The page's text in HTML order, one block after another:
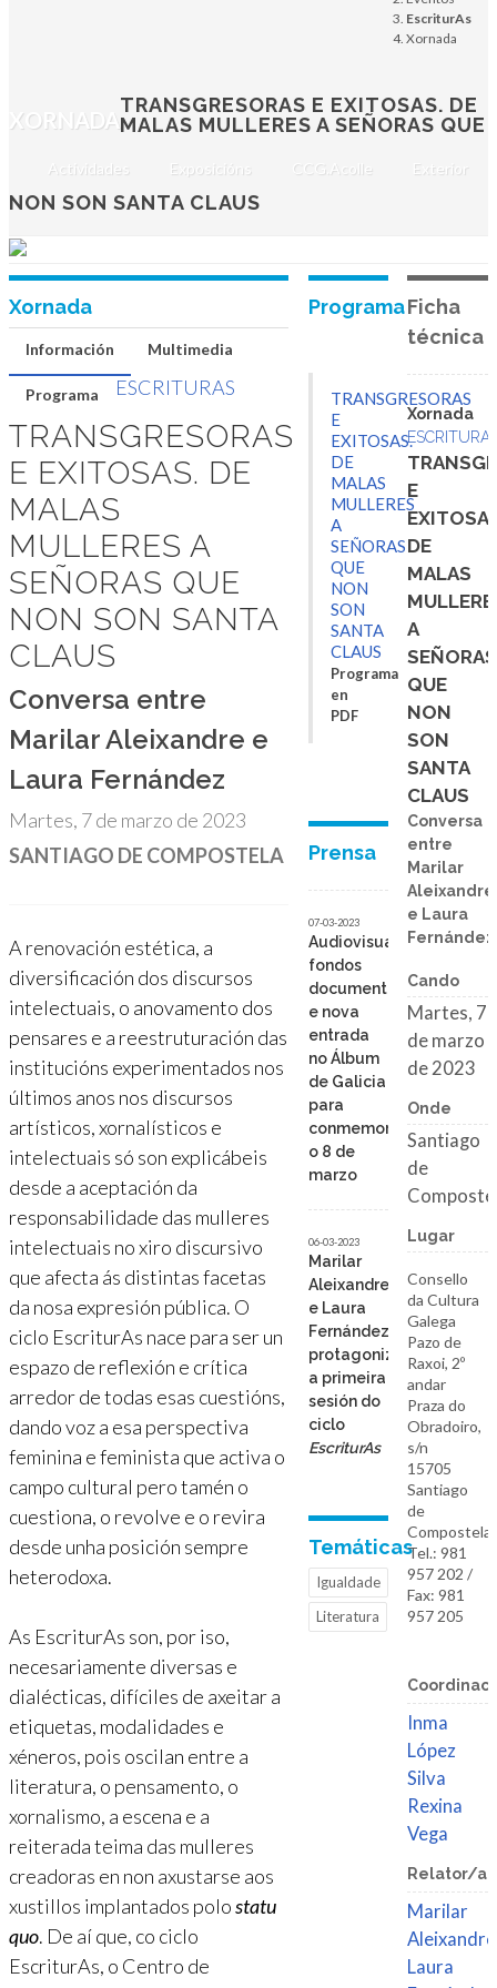
XORNADA
Actividades Exposicións CCG.Acolle Exterior
TRANSGRESORAS E EXITOSAS. DE
MALAS MULLERES A SEÑORAS QUE
NON SON SANTA CLAUS
EscriturAs
Xornada
Aleixandre e Laura Fernández
SANTIAGO DE COMPOSTELA
Xornada
Información Multimedia
Programa ESCRITURAS
TRANSGRESORAS
E EXITOSAS. DE
MALAS
MULLERES A
SEÑORAS QUE
NON SON SANTA
CLAUS
Conversa entre
Marilar Aleixandre e
Laura Fernández
Martes, 7 de marzo de 2023
SANTIAGO DE COMPOSTELA
A renovación estética, a
diversificación dos discursos
intelectuais, o anovamento dos
pensares e a reestruturación das
institucións experimentados nos
últimos anos nos discursos
artísticos, xornalísticos e
intelectuais só son explicábeis
desde a aceptación da
responsabilidade das mulleres
intelectuais no xiro discursivo
que afecta ás distintas facetas
da nosa expresión pública. O
ciclo EscriturAs nace para ser un
espazo de reflexión e crítica
arredor de todas esas cuestións,
dando voz a esa perspectiva
feminina e feminista que activa o
campo cultural pero tamén o
cuestiona, o revolve e o revira
desde unha posición sempre
heterodoxa.
As EscriturAs son, por iso,
necesariamente diversas e
dialécticas, difíciles de axeitar a
etiquetas, modalidades e
xéneros, pois oscilan entre a
literatura, o pensamento, o
xornalismo, a escena e a
reiterada teima das mulleres
creadoras en non axustarse aos
xustillos implantados polostatu
quo. De aí que, co ciclo
EscriturAs, o Centro de
Programa
TRANSGRESORAS
E
EXITOSAS.
DE
MALAS
MULLERES
A
SEÑORAS
QUE
NON
SON
SANTA
CLAUS
Programa
en
PDF
Prensa
07-03-2023
Audiovisuais,
fondos
documentais
e nova
entrada
no Álbum
de Galicia
para
conmemorar
o 8 de
marzo
06-03-2023
Marilar
Aleixandre
e Laura
Fernández
protagonizan
a primeira
sesión do
ciclo
EscriturAs
Temáticas
Igualdade
Literatura
Ficha
técnica
Xornada
E
DE
MALAS
A
SEÑORAS
QUE
NON
SON
SANTA
CLAUS
Conversa
entre
Marilar
Aleixandre
e Laura
Fernández
Cando
Martes, 7
de marzo
de 2023
Onde
Santiago
de
Lugar
Consello
da Cultura
Galega
Pazo de
Raxoi, 2º
andar
Praza do
Obradoiro,
s/n
15705
Santiago
de
Compostela
Tel.: 981
957 202 /
Fax: 981
957 205
Inma
López
Silva
Rexina
Vega
Relator/a
Marilar
Aleixandre
Laura